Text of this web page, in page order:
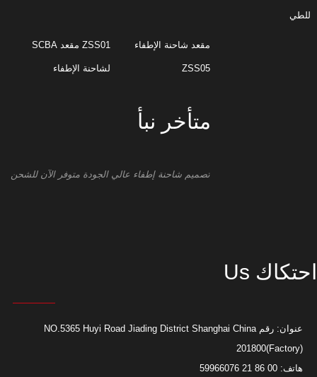
للطي
ZSS01 مقعد SCBA
لشاحنة الإطفاء
مقعد شاحنة الإطفاء
ZSS05
متأخر نبأ
تصميم شاحنة إطفاء عالي الجودة متوفر الآن للشحن
احتكاك Us
عنوان: رقم NO.5365 Huyi Road Jiading District Shanghai China
201800(Factory)
هاتف: 00 86 21 59966076